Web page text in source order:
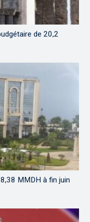
de 20,2
MMDH à fin juin